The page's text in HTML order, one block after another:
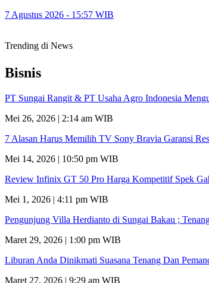
7 Agustus 2026 - 15:57 WIB
Trending di News
Bisnis
PT Sungai Rangit & PT Usaha Agro Indonesia
Mei 26, 2026 | 2:14 am WIB
7 Alasan Harus Memilih TV Sony Bravia Garansi
Mei 14, 2026 | 10:50 pm WIB
Review Infinix GT 50 Pro Harga Kompetitif Spek
Mei 1, 2026 | 4:11 pm WIB
Pengunjung Villa Herdianto di Sungai Bakau ;
Maret 29, 2026 | 1:00 pm WIB
Liburan Anda Dinikmati Suasana Tenang Dan
Maret 27, 2026 | 9:29 am WIB